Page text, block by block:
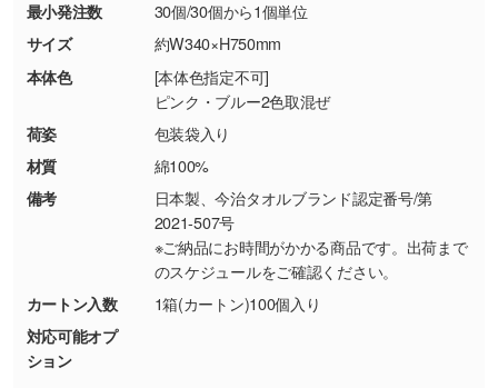
DIC・PANTONEなどのカラーチップの指定や、
現物支給による色指定も承っております。→
しく見る
・背景がある画像からキャラクター部分だけを
シンプルな背景のデータや、使いたいキャラク
ター部分の輪郭がはっきりしているデータは切
り抜き処理が可能です。→ 詳しく見る
・持っているデータの背景が足りない／塗り足
しの作り方が分からない
印刷したいデータが印刷範囲よりも小さい場
合、シンプルな色・柄の背景であれば拡張が可
・お客様の元で商品を加工された場合、または
商品が破損した場合
・商品到着後7日以上経過している場合
・お客様のご都合による返品・交換依頼(商
品・色・数量などの注文間違い等)
最小発注数
30個/30個から1個単位
サイズ
約W340×H750mm
本体色
[本体色指定不可]
ピンク・ブルー2色取混ぜ
荷姿
包装袋入り
材質
綿100%
備考
日本製、今治タオルブランド認定番号/第
2021-507号
※ご納品にお時間がかかる商品です。出荷まで
のスケジュールをご確認ください。
カートン入数
1箱(カートン)100個入り
対応可能オプ
ション